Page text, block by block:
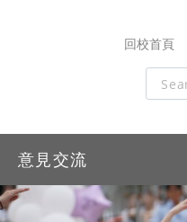
回校首頁
意見交流